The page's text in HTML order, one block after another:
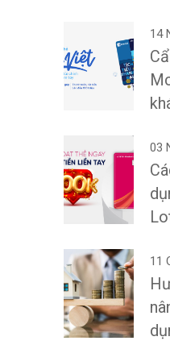
14
03
11